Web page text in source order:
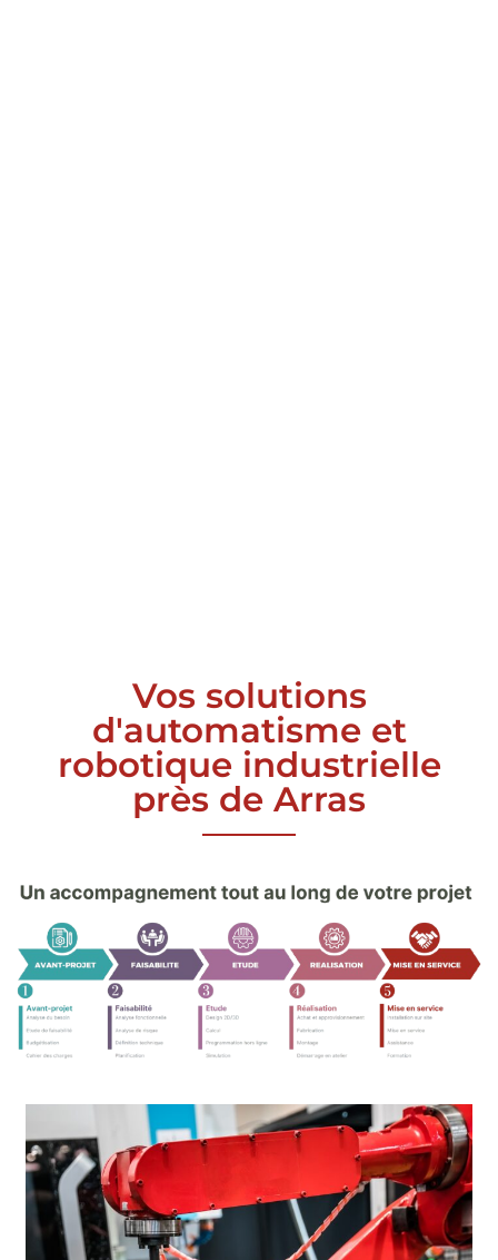
Vos solutions
d'automatisme et
robotique industrielle
près de Arras